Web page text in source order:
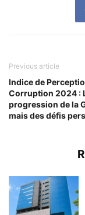
Previous article
Indice de
Corruption 2024 :
progression de la
mais des défis